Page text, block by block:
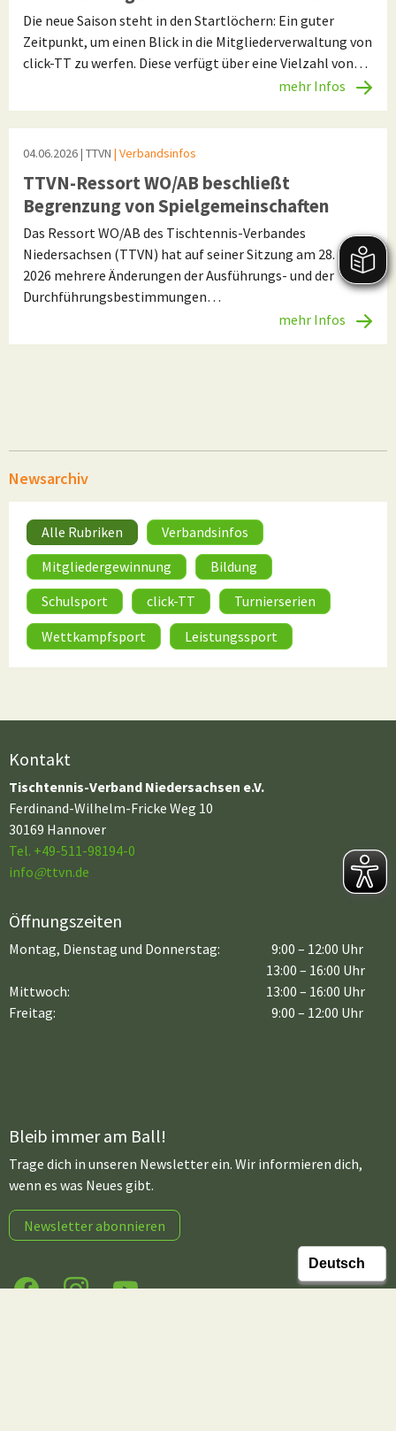
Die neue Saison steht in den Startlöchern: Ein guter
Zeitpunkt, um einen Blick in die Mitgliederverwaltung von
click-TT zu werfen. Diese verfügt über eine Vielzahl von…
mehr Infos
04.06.2026| TTVN | Verbandsinfos
TTVN-Ressort WO/AB beschließt
Begrenzung von Spielgemeinschaften
Das Ressort WO/AB des Tischtennis-Verbandes
Niedersachsen (TTVN) hat auf seiner Sitzung am 28. Mai
2026 mehrere Änderungen der Ausführungs- und der
Durchführungsbestimmungen…
mehr Infos
Newsarchiv
Alle Rubriken
Verbandsinfos
Mitgliedergewinnung
Bildung
Schulsport
click-TT
Turnierserien
Wettkampfsport
Leistungssport
Kontakt
Tischtennis-Verband Niedersachsen e.V.
Ferdinand-Wilhelm-Fricke Weg 10
30169 Hannover
Tel. +49-511-98194-0
info@ttvn.de
Öffnungszeiten
Montag, Dienstag und Donnerstag:
9:00 – 12:00 Uhr
13:00 – 16:00 Uhr
Mittwoch:
Freitag:
13:00 – 16:00 Uhr
9:00 – 12:00 Uhr
Bleib immer am Ball!
Trage dich in unseren Newsletter ein. Wir informieren dich,
wenn es was Neues gibt.
Newsletter abonnieren